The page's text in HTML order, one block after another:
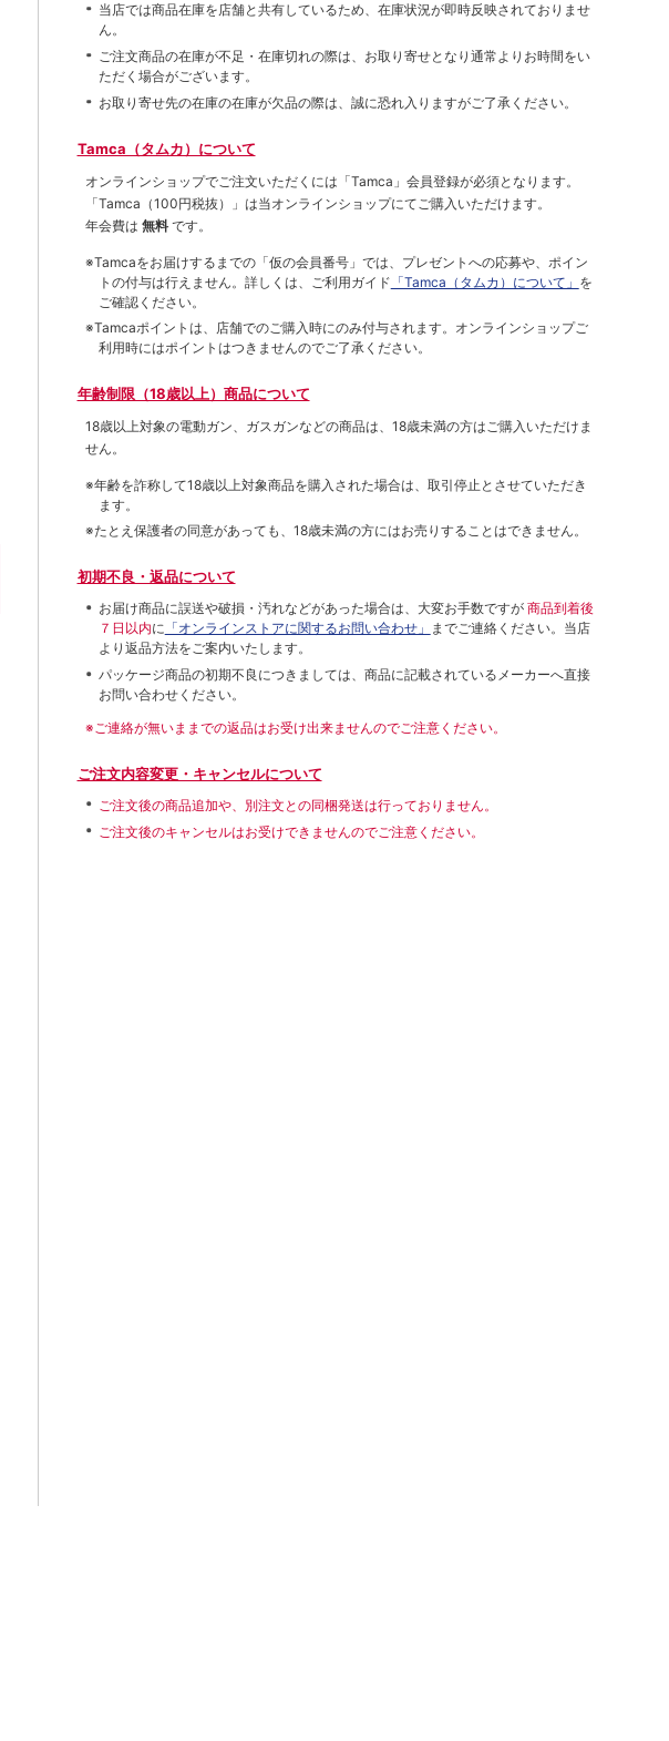
当店では商品在庫を店舗と共有しているため、在庫状況が即時反映されておりませ
ん。
ご注文商品の在庫が不足・在庫切れの際は、お取り寄せとなり通常よりお時間をい
ただく場合がございます。
お取り寄せ先の在庫の在庫が欠品の際は、誠に恐れ入りますがご了承ください。
Tamca（タムカ）について
オンラインショップでご注⽂いただくには「Tamca」会員登録が必須となります。
「Tamca （100円税抜）
」は当オンラインショップにてご購⼊いただけます。
年会費は 無料 です。
※Tamcaをお届けするまでの「仮の会員番号」では、プレゼントへの応募や、ポイン
トの付与は⾏えません。詳しくは、ご利⽤ガイド 「Tamca（タムカ）について」 を
ご確認ください。
※Tamcaポイントは、店舗でのご購⼊時にのみ付与されます。オンラインショップご
利用時にはポイントはつきませんのでご了承ください。
年齢制限（18歳以上）商品について
18歳以上対象の電動ガン、ガスガンなどの商品は、18歳未満の方はご購入いただけま
せん。
※年齢を詐称して18歳以上対象商品を購入された場合は、取引停止とさせていただき
ます。
※たとえ保護者の同意があっても、18歳未満の方にはお売りすることはできません。
初期不良・返品について
お届け商品に誤送や破損・汚れなどがあった場合は、大変お手数ですが 商品到着後
７日以内に 「オンラインストアに関するお問い合わせ」 までご連絡ください。当店
より返品方法をご案内いたします。
パッケージ商品の初期不良につきましては、商品に記載されているメーカーへ直接
お問い合わせください。
※ご連絡が無いままでの返品はお受け出来ませんのでご注意ください。
ご注文内容変更・キャンセルについて
ご注文後の商品追加や、別注文との同梱発送は行っておりません。
ご注文後のキャンセルはお受けできませんのでご注意ください。